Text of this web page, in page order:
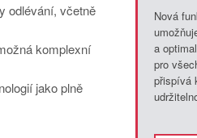
odlévání, včetně
komplexní
jako plně
Nová
a
pro
přispívá